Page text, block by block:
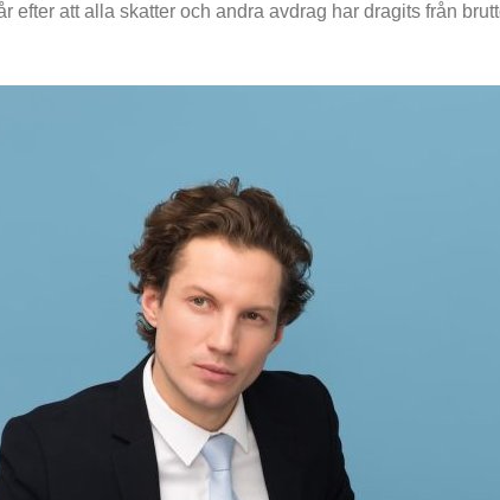
efter att alla skatter och andra avdrag har dragits från